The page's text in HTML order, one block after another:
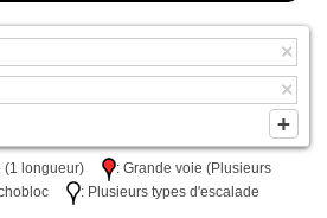
(1 longueur)
: Grande voie (Plusieurs
: Plusieurs types d'escalade